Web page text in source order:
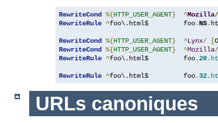
RewriteCond %{HTTP_USER_AGENT} ^Mozilla/
RewriteRule ^foo\.html$         foo. NS.
RewriteCond %{HTTP_USER_AGENT} ^Lynx/ [
RewriteCond
%{HTTP_USER_AGENT} ^Mozilla
RewriteRule ^foo\.html$         foo.20
RewriteRule ^foo\.html$         foo.32
URLs canoniques